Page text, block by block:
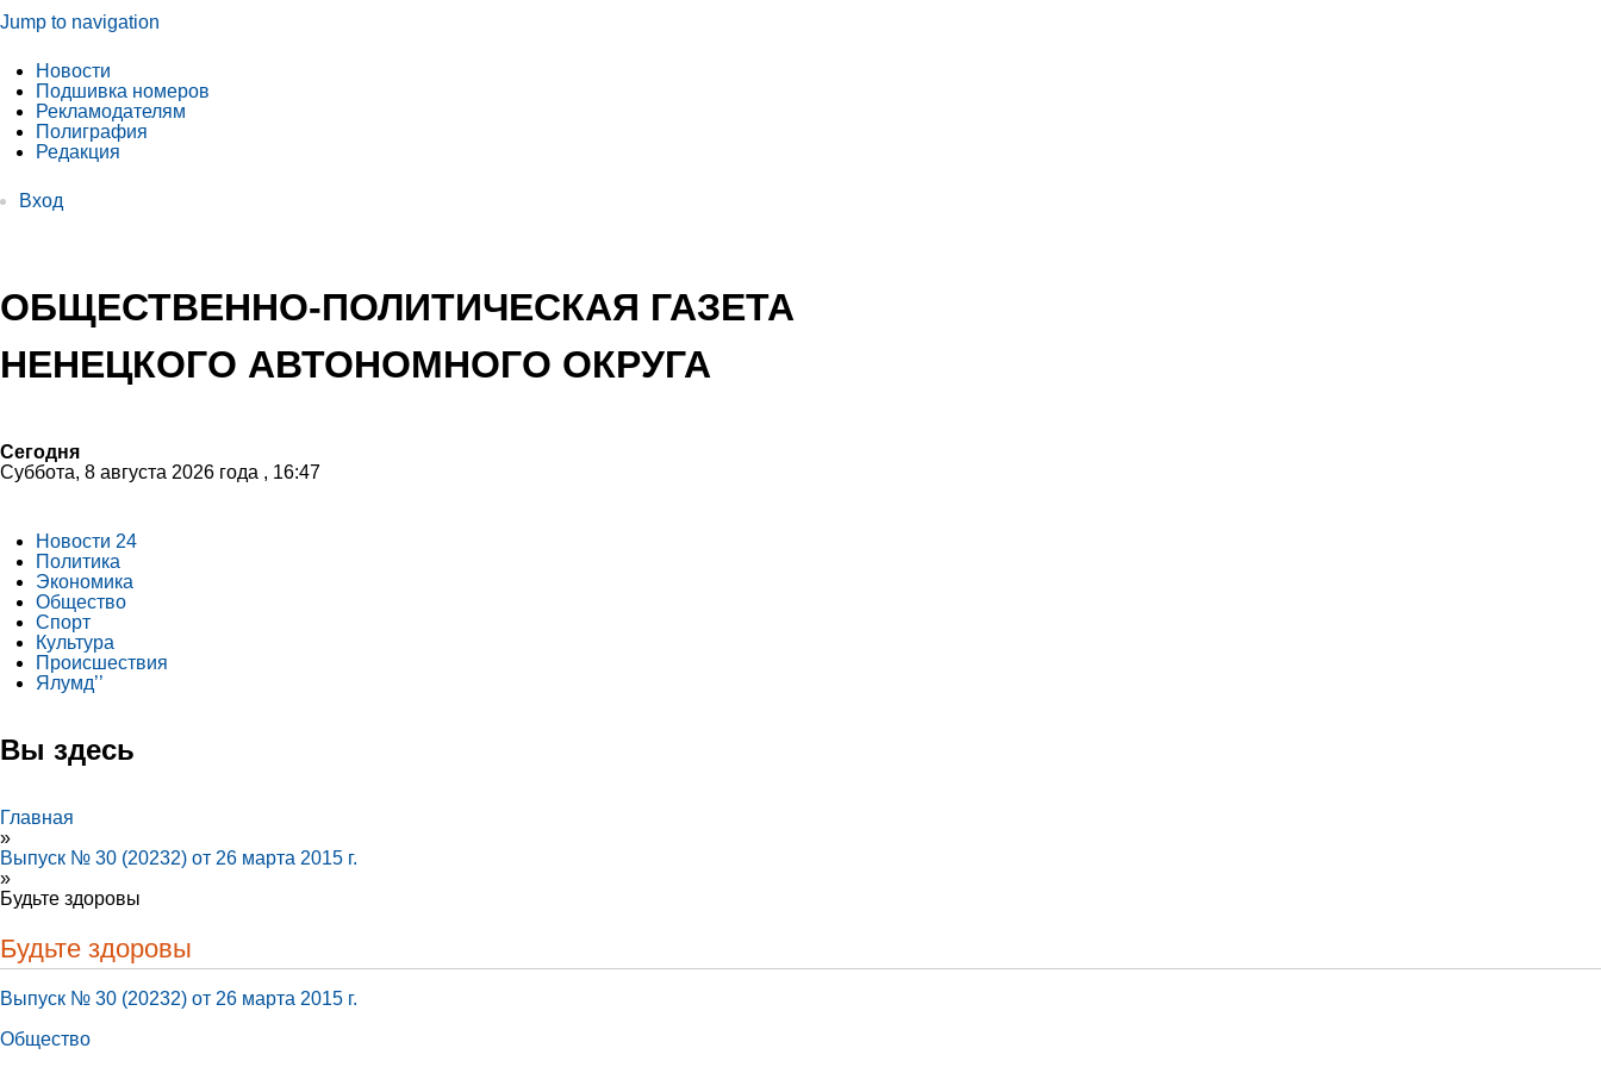
Jump to navigation
Новости
Подшивка номеров
Рекламодателям
Полиграфия
Редакция
Вход
ОБЩЕСТВЕННО-ПОЛИТИЧЕСКАЯ ГАЗЕТА
НЕНЕЦКОГО АВТОНОМНОГО ОКРУГА
Сегодня
Суббота, 8 августа 2026 года , 16:47
Новости 24
Политика
Экономика
Общество
Спорт
Культура
Происшествия
Ялумд’’
Вы здесь
Главная
»
Выпуск № 30 (20232) от 26 марта 2015 г.
»
Будьте здоровы
Будьте здоровы
Выпуск № 30 (20232) от 26 марта 2015 г.
Общество